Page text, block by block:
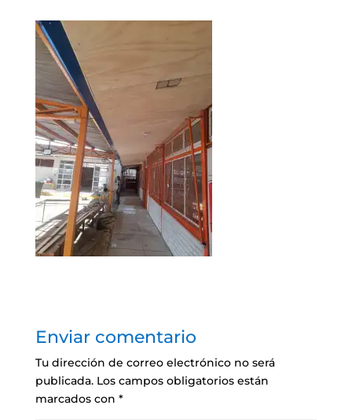
Enviar comentario
Tu dirección de correo electrónico no será
publicada. Los campos obligatorios están
marcados con *